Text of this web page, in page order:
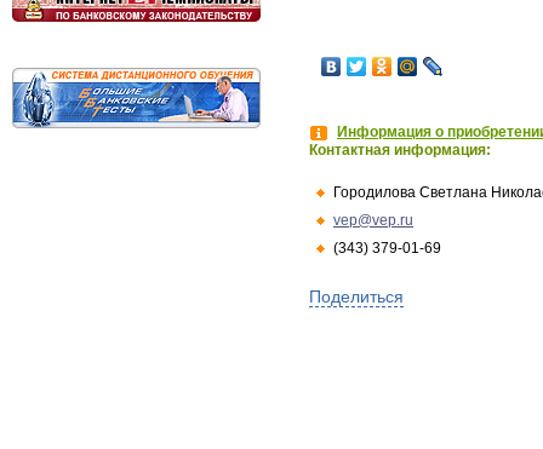
Информация о
Контактная информация:
Городилова Светлана
vep@vep.ru
(343) 379-01-69
Поделиться